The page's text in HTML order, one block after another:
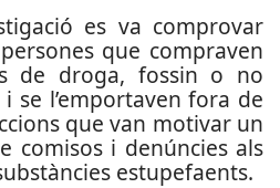
es va comprovar
que compraven
de droga, fossin o no
i se l’emportaven fora de
que van motivar un
comisos i denúncies als
estupefaents.